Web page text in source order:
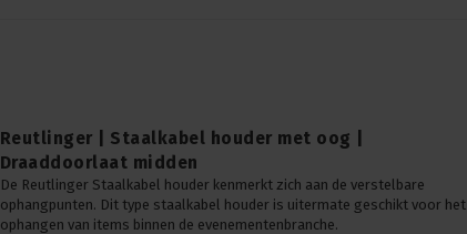
Reutlinger | Staalkabel houder met oog |
Draaddoorlaat midden
De Reutlinger Staalkabel houder kenmerkt zich aan de verstelbare
ophangpunten. Dit type staalkabel houder is uitermate geschikt voor het
ophangen van items binnen de evenementenbranche.